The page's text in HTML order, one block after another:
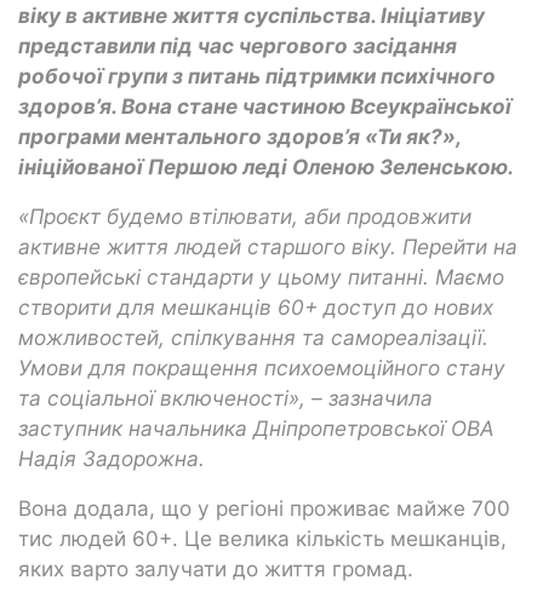
віку в активне життя суспільства. Ініціативу
представили під час чергового засідання
робочої групи з питань підтримки психічного
здоров’я. Вона стане частиною Всеукраїнської
програми ментального здоров’я «Ти як?»,
ініційованої Першою леді Оленою Зеленською.
«Проєкт будемо втілювати, аби продовжити
активне життя людей старшого віку. Перейти на
європейські стандарти у цьому питанні. Маємо
створити для мешканців 60+ доступ до нових
можливостей, спілкування та самореалізації.
Умови для покращення психоемоційного стану
та соціальної включеності», – зазначила
заступник начальника Дніпропетровської ОВА
Надія Задорожна.
Вона додала, що у регіоні проживає майже 700
тис людей 60+. Це велика кількість мешканців,
яких варто залучати до життя громад.